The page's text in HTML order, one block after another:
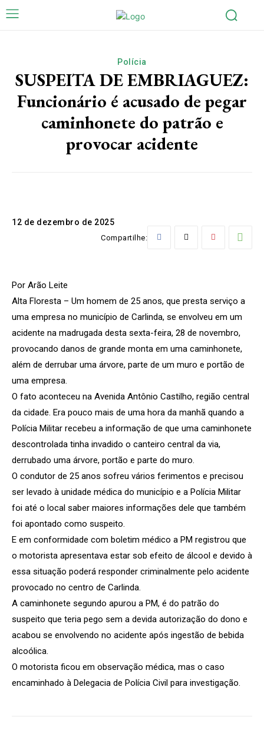
Polícia
SUSPEITA DE EMBRIAGUEZ:
Funcionário é acusado de pegar
caminhonete do patrão e
provocar acidente
12 de dezembro de 2025
Compartilhe:
Por Arão Leite
Alta Floresta – Um homem de 25 anos, que presta serviço a
uma empresa no município de Carlinda, se envolveu em um
acidente na madrugada desta sexta-feira, 28 de novembro,
provocando danos de grande monta em uma caminhonete,
além de derrubar uma árvore, parte de um muro e portão de
uma empresa.
O fato aconteceu na Avenida Antônio Castilho, região central
da cidade. Era pouco mais de uma hora da manhã quando a
Polícia Militar recebeu a informação de que uma caminhonete
descontrolada tinha invadido o canteiro central da via,
derrubado uma árvore, portão e parte do muro.
O condutor de 25 anos sofreu vários ferimentos e precisou
ser levado à unidade médica do município e a Polícia Militar
foi até o local saber maiores informações dele que também
foi apontado como suspeito.
E em conformidade com boletim médico a PM registrou que
o motorista apresentava estar sob efeito de álcool e devido à
essa situação poderá responder criminalmente pelo acidente
provocado no centro de Carlinda.
A caminhonete segundo apurou a PM, é do patrão do
suspeito que teria pego sem a devida autorização do dono e
acabou se envolvendo no acidente após ingestão de bebida
alcoólica.
O motorista ficou em observação médica, mas o caso
encaminhado à Delegacia de Polícia Civil para investigação.